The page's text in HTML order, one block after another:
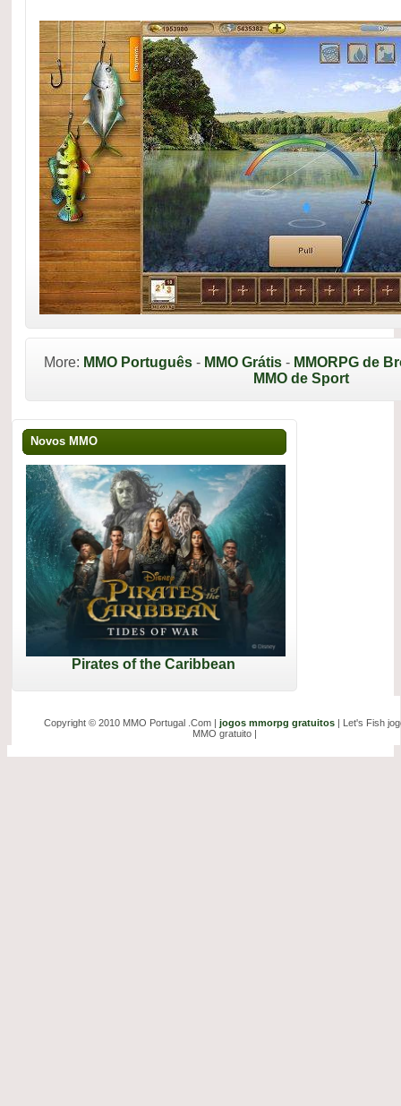
More: MMO Português- MMO Grátis- MMORPG de
MMO de Sport
Novos MMO
Pirates of the Caribbean
Copyright © 2010 MMO Portugal .Com | jogos mmorpg gratuitos | Let's Fish
MMO gratuito |